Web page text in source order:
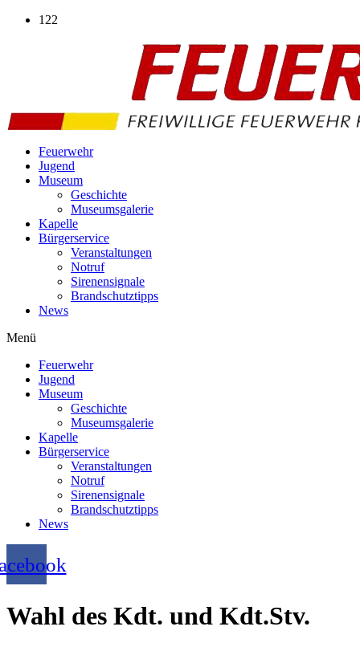
Zum
122
Feuerwehr
Jugend
Museum
Geschichte
Museumsgalerie
Kapelle
Bürgerservice
Veranstaltungen
Notruf
Sirenensignale
Brandschutztipps
News
Menü
Feuerwehr
Jugend
Museum
Geschichte
Museumsgalerie
Kapelle
Bürgerservice
Veranstaltungen
Notruf
Sirenensignale
Brandschutztipps
News
Wahl des Kdt. und Kdt.Stv.